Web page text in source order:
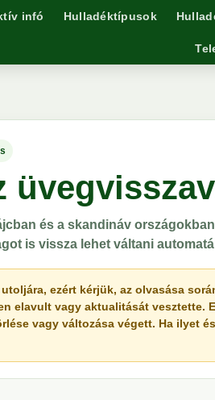
infó Hulladéktípusok
és a skandináv
is vissza lehet váltani
ezért kérjük, az olvasása
elavult vagy aktualitását vesztette.
vagy változása végett. Ha ilyet